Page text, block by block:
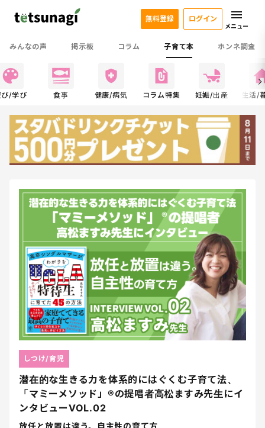
みんなの声 掲示板 コラム 子育て本 ホンネ調査
無料登録 ログイン
メニュー
び/学び 食事 健康/病気 コラム特集 妊娠/出産 生活/
潜在的な生きる力を体系的にはぐくむ子育て法、
「マミーメソッド」®︎の提唱者高松ますみ先生にイ
ンタビューVOL.02
しつけ/育児